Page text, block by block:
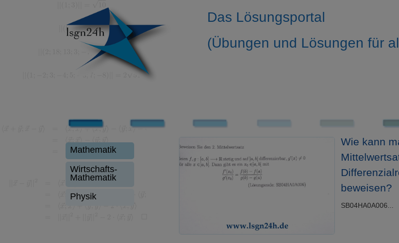
Das Lösungsportal
(Übungen und Lösungen für
Mathematik
Wirtschafts-
Mathematik
Physik
Wie kann
beweisen?
SB04HA0A006...